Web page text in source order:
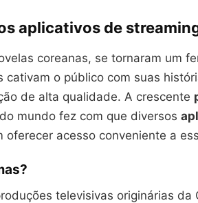
aplicativos de
coreanas, se tornaram um
cativam o público com suas
de alta qualidade. A crescente
mundo fez com que diversos
oferecer acesso conveniente a
televisivas originárias da